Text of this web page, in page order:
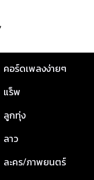
คอร์ดเพลงง่ายๆ
แร็พ
ลูกทุ่ง
ลาว
ละคร/ภาพยนตร์